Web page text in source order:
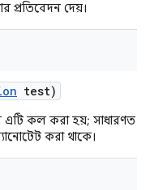
প্রতিবেদন দেয়।
test)
এটি কল করা হয়; সাধারণত
করা থাকে।